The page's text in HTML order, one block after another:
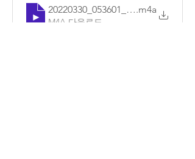
20220330_053601_기본.m4a
M4A 다운로드